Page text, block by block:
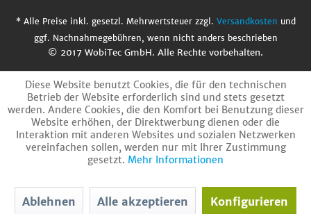
* Alle Preise inkl. gesetzl. Mehrwertsteuer zzgl. Versandkosten und
ggf. Nachnahmegebühren, wenn nicht anders beschrieben
© 2017 WobiTec GmbH. Alle Rechte vorbehalten.
Diese Website benutzt Cookies, die für den technischen
Betrieb der Website erforderlich sind und stets gesetzt
werden. Andere Cookies, die den Komfort bei Benutzung dieser
Website erhöhen, der Direktwerbung dienen oder die
Interaktion mit anderen Websites und sozialen Netzwerken
vereinfachen sollen, werden nur mit Ihrer Zustimmung
gesetzt. Mehr Informationen
Ablehnen Alle akzeptieren Konfigurieren